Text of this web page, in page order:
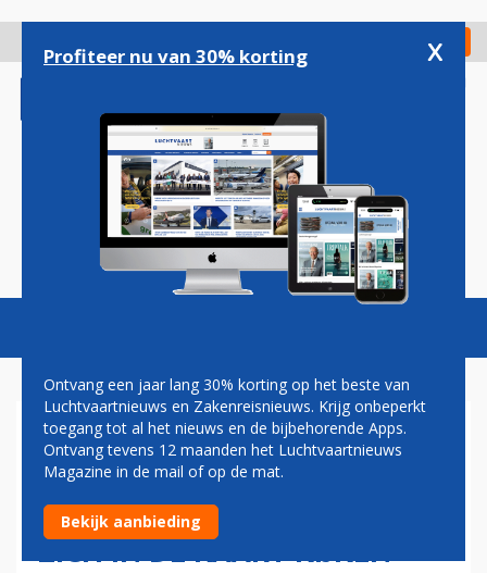
gaan
Check in
Magazine Podcasts Vacatures
LODEWIJK ASSCHER
(DUURZAME
LUCHTVAARTTAFEL) LAAT
ZICH IN DE KAART KIJKEN
Profiteer nu van 30% korting x
Ontvang een jaar lang 30% korting op het beste van
Luchtvaartnieuws en Zakenreisnieuws. Krijg onbeperkt
toegang tot al het nieuws en de bijbehorende Apps.
Ontvang tevens 12 maanden het Luchtvaartnieuws
Magazine in de mail of op de mat.
Bekijk aanbieding